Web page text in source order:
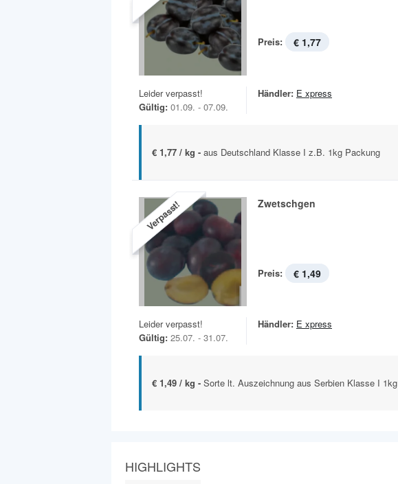
Preis: € 1,77
Leider verpasst!
Gültig: 01.09. - 07.09.
Händler: E xpress
€ 1,77 / kg - aus Deutschland Klasse I z.B. 1kg Packung
Verpasst! Zwetschgen
Preis: € 1,49
Leider verpasst!
Gültig: 25.07. - 31.07.
Händler: E xpress
€ 1,49 / kg - Sorte lt. Auszeichnung aus Serbien Klasse I 1kg
HIGHLIGHTS